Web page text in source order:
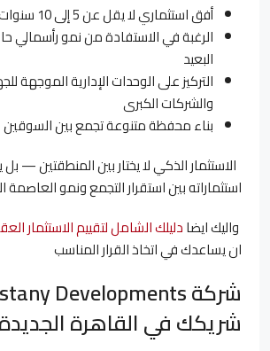
أفق استثماري لا يقل عن 5 إلى 10 سنوات
الرغبة في الاستفادة من نمو رأسمالي
البعيد
التركيز على الوحدات الإدارية الموجهة
والشركات الكبرى
بناء محفظة متنوعة تجمع بين
الاستثمار الذكي لا يختار بين المنطقتين —
استثماراته بين استقرار التجمع ونمو العاصمة
واليك ايضادليلك الشامل لتقييم الاستثمار
ان يساعدك في اتخاذ القرار المناسب
شريكك في القاهرة الجديدة